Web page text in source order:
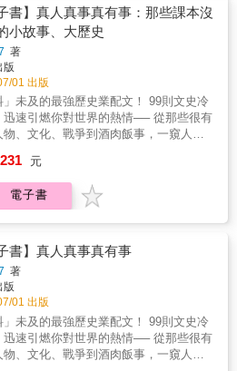
靠的指引，也是一個受人歡迎一同前進
。──蒂姆．希奇科克，英國薩塞克斯大
實驗室主任我從這本書中學到了很多。
它的國際視野，尤其是所描述的範例的
。本書特別適用於歷史入門課程，讓學
熟悉網路資料的廣度以及從中産生的學
。──喬．古爾迪，南衛理公會大學&&&
有興趣的讀者。書中也將收錄兩位教授
讀者撰寫的兩篇專文。◎專業推薦（依
畫排序）王政文&& &東海大學歷史系系
宗信&& &國立彰化師範大學歷史所所長
&& &臺北市數位精進辦公室主任、臺北
高中歷史教師胡其瑞&& &國立彰化師範
史所助理教授張弘毅&& &臺北市立大學
副教授、臺灣大眾史學協會理事長廖泫
大學區域與社會發展學系系主任◎好評
們現在都是「數位歷史學家」，透過審
新興學科的起源和內容，漢儒．薩爾彌
一幅必須共同探索的智力地圖。本書是
。──蒂姆．希奇科克，英國薩塞克斯大
實驗室主任我從這本書中學到了很多。
它的國際視野，尤其是所描述的範例的
。本書特別適用於歷史入門課程，讓學
熟悉網路資料的廣度以及從中産生的學
。──喬．古爾迪，南衛理公會大學&&&
之間的互動，如何為國家與社會帶來不
衡結果，並延伸討論了中國的國家發展
的不同之處。 本書結合了歷史數據
科學研究，對國家發展模式提出全新的
架：菁英的三個轉型階段與國家興衰的
凸顯出菁英的社會關係對國家發展軌跡
影響與作用，由這個角度回應並充實現
家制度理論。 &
書】真人真事真有事：那些課本沒
小故事、大歷史
著
版
01 出版
」未及的最強歷史業配文！ 99則文史冷
迅速引燃你對世界的熱情── 從那些很有
物、文化、戰爭到酒肉飯事，一窺人類
都想看── 那些讓人忍不住想深究，被課
的歷史妙事 & 所謂「史」，由人、事、
、物組成，這些時間長河中的吉光片
後，促進人際交流的好話題。 而那些課
寫，老師沒講的，卻往往都是引人進入
界的最佳開胃菜。 「文史獵奇師」
以此為根基，藉由真人、真事、真實上
史篇章，有些從不同的時間點重新切
些從某些重大關鍵再檢視，有些從微不
意外影響深遠的人事物中，所推論而來
之明，不受原先歷史定位的局限而肆意
231 元
電子書
書】真人真事真有事
著
版
01 出版
」未及的最強歷史業配文！ 99則文史冷
迅速引燃你對世界的熱情── 從那些很有
物、文化、戰爭到酒肉飯事，一窺人類